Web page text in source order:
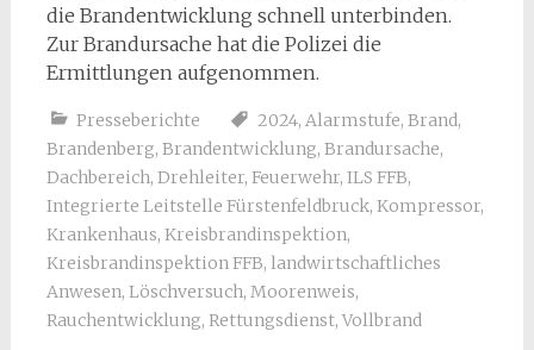
die Brandentwicklung schnell unterbinden.
Zur Brandursache hat die Polizei die
Ermittlungen aufgenommen.
Presseberichte 2024, Alarmstufe, Brand,
Brandenberg, Brandentwicklung, Brandursache,
Dachbereich, Drehleiter, Feuerwehr, ILS FFB,
Integrierte Leitstelle Fürstenfeldbruck, Kompressor,
Krankenhaus, Kreisbrandinspektion,
Kreisbrandinspektion FFB, landwirtschaftliches
Anwesen, Löschversuch, Moorenweis,
Rauchentwicklung, Rettungsdienst, Vollbrand